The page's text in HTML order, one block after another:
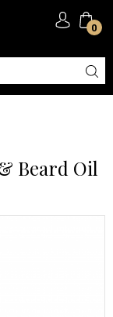
0
Beard Oil